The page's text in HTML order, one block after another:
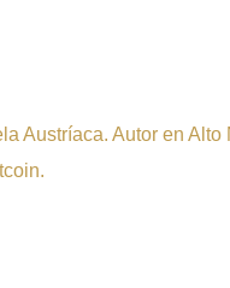
Austríaca. Autor en